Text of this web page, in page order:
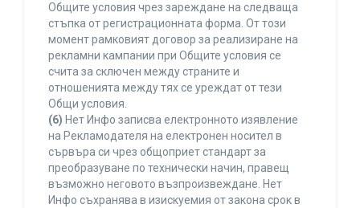
Общите условия чрез зареждане на следваща
стъпка от регистрационната форма. От този
момент рамковият договор за реализиране на
рекламни кампании при Общите условия се
счита за сключен между страните и
отношенията между тях се уреждат от тези
Общи условия.
(6) Нет Инфо записва електронното изявление
на Рекламодателя на електронен носител в
сървъра си чрез общоприет стандарт за
преобразуване по технически начин, правещ
възможно неговото възпроизвеждане. Нет
Инфо съхранява в изискуемия от закона срок в